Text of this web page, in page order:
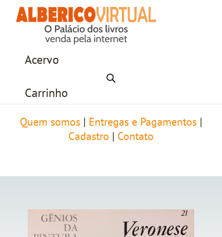
Acervo
Carrinho
Quem somos Entregas e Pagamentos
Cadastro
Contato